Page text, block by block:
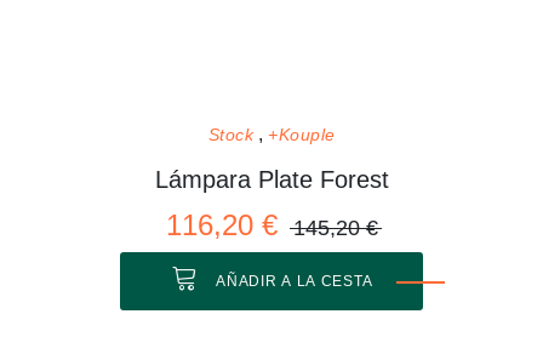
Stock +Kouple
Lámpara Plate Forest
116,20 € 145,20 €
AÑADIR A LA CESTA